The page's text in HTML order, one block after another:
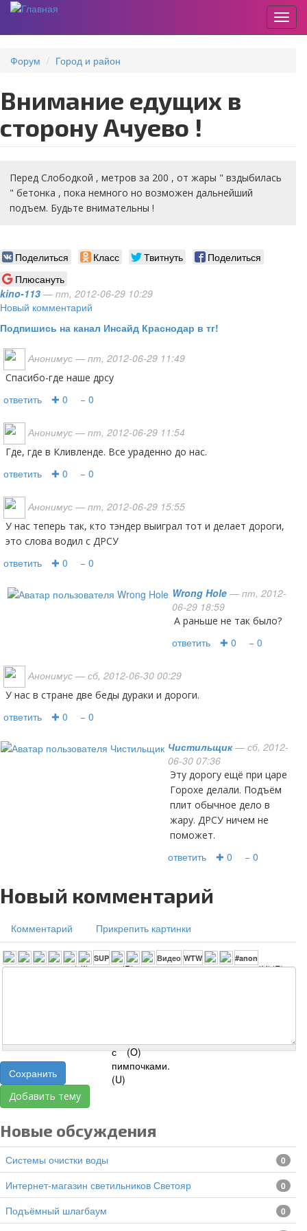
основному
Форум Город и район
Внимание едущих в
сторону Ачуево !
Перед Слободкой , метров за 200 , от жары " вздыбилась
" бетонка , пока немного но возможен дальнейший
подъем. Будьте внимательны !
Поделиться Класс Твитнуть
Поделиться
Плюсануть
kino-113 — пт, 2012-06-29 10:29
Новый комментарий
Подпишись на канал Инсайд Краснодар в тг!
Анонимус — пт, 2012-06-29 11:49
спасибо-где наше дрсу
ответить ✚ 0 − 0
Анонимус — пт, 2012-06-29 11:54
Где, где в Кливленде. Все ураденно до нас.
ответить ✚ 0 − 0
Анонимус — пт, 2012-06-29 15:55
у нас теперь так, кто тэндер выиграл тот и делает дороги,
это слова водил с ДРСУ
ответить ✚ 0 − 0
Wrong Hole — пт, 2012-
06-29 18:59
А раньше не так было?
ответить ✚ 0 − 0
Анонимус — сб, 2012-06-30 00:29
У нас в стране две беды дураки и дороги.
ответить ✚ 0 − 0
Чистильщик— сб, 2012-
06-30 07:36
эту дорогу ещё при царе
Горохе делали. Подъём
плит обычное дело в
жару. ДРСУ ничем не
поможет.
ответить ✚ 0 − 0
Новый комментарий
Комментарий Прикрепить картинки
Сохранить
Добавить тему
Новые обсуждения
Системы очистки воды 0
Интернет-магазин светильников Светояр 0
подъёмный шлагбаум 0